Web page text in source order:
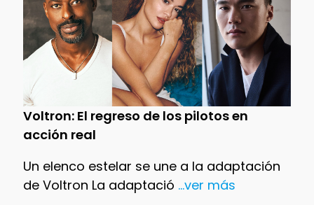
Voltron: El regreso de los pilotos en
acción real
Un elenco estelar se une a la adaptación
de Voltron La adaptació ...ver más